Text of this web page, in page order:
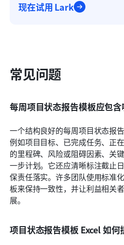
现在试用 Lark
常见问题
每周项目状态报告模板应包含
一个结构良好的每周项目状态报
例如项目目标、已完成任务、正
的里程碑、风险或阻碍因素、关
一步计划。它还应清晰标注截止
保责任落实。许多团队使用标准
板来保持一致性，并让利益相关
展。
项目状态报告模板 Excel 如何